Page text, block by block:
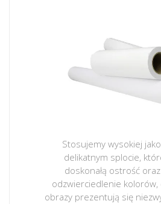
Stosujemy wysokiej
delikatnym splocie,
doskonałą ostrość
odzwierciedlenie kolorów,
obrazy prezentują się